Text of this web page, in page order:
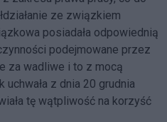
ze związkiem
posiadała odpowiednią
podejmowane przez
za wadliwe i to z mocą
z dnia 20 grudnia
tę wątpliwość na korzyść